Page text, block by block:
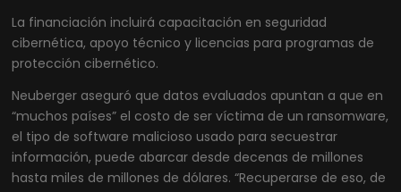
La financiación incluirá capacitación en seguridad
cibernética, apoyo técnico y licencias para programas de
protección cibernético.
Neuberger aseguró que datos evaluados apuntan a que en
“muchos países” el costo de ser víctima de un ransomware,
el tipo de software malicioso usado para secuestrar
información, puede abarcar desde decenas de millones
hasta miles de millones de dólares. “Recuperarse de eso, de